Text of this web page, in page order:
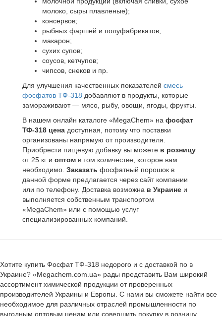
молоко, сыры плавленые);
консервов;
рыбных фаршей и полуфабрикатов;
макарон;
сухих супов;
соусов, кетчупов;
чипсов, снеков и пр.
Для улучшения качественных показателей смесь
фосфатов ТФ-318 добавляют в продукты, которые
замораживают — мясо, рыбу, овощи, ягоды, фрукты.
В нашем онлайн каталоге «MegaChem» на фосфат
ТФ-318 цена доступная, потому что поставки
организованы напрямую от производителя.
Приобрести пищевую добавку вы можете в розницу
от 25 кг и оптом в том количестве, которое вам
необходимо. Заказать фосфатный порошок в
данной форме предлагается через сайт компании
или по телефону. Доставка возможна в Украине и
выполняется собственным транспортом
«MegaChem» или с помощью услуг
специализированных компаний.
Хотите купить Фосфат ТФ-318 недорого и с доставкой по в
Украине? «Megachem.com.ua» рады представить Вам широкий
ассортимент химической продукции от проверенных
производителей Украины и Европы. С нами вы сможете найти все
необходимое для различных отраслей промышленности по
выгодным оптовым ценам или совершить покупку в розницу.